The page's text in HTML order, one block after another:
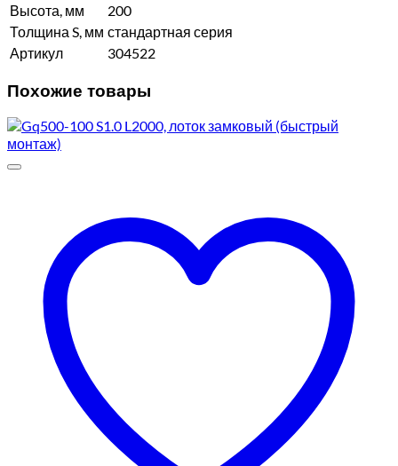
Высота, мм
200
Толщина S, мм стандартная серия
Артикул
304522
Похожие товары